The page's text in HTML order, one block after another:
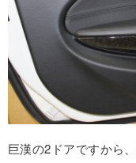
巨漢の2ドアですから